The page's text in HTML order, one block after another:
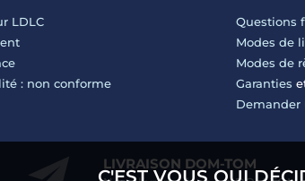
LDLC
: non conforme
Questions
Modes de
Modes de
Garanties
Demander
LIVRAISON DOM-TOM
C'EST VOUS QUI